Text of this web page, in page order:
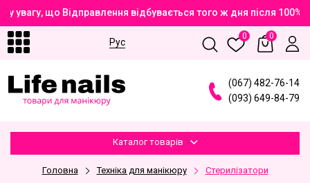
увагу, що Відправлення відбувається того ж дня після
Рус
0 0
(067) 482-76-14
(093) 649-84-79
Каталог товарів
Головна Техніка для манікюру Стерилізатори